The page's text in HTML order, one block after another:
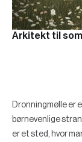
Arkitekt til
Dronningmølle er
børnevenlige
er et sted, hvor